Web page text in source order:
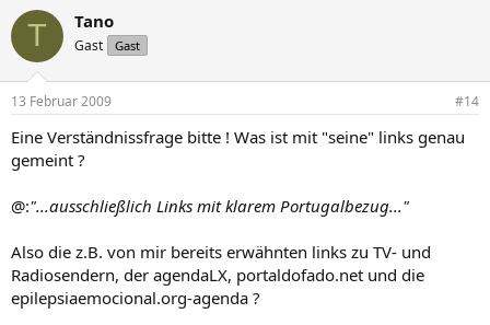
T Tano
Gast Gast
13 Februar 2009 #14
Eine Verständnissfrage bitte ! Was ist mit "seine" links genau
gemeint ?
@:"...ausschließlich Links mit klarem Portugalbezug..."
Also die z.B. von mir bereits erwähnten links zu TV- und
Radiosendern, der agendaLX, portaldofado.net und die
epilepsiaemocional.org-agenda ?